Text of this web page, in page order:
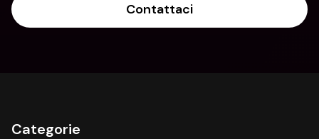
Contattaci
Categorie